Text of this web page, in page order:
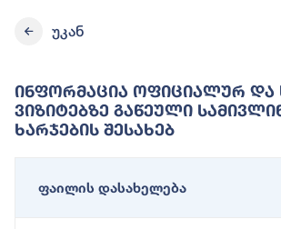
უკან
Ინფორმაცია Ოფიციალურ Და
Ვიზიტებზე Გაწეული
Ხარჯების Შესახებ
ფაილის დასახელება